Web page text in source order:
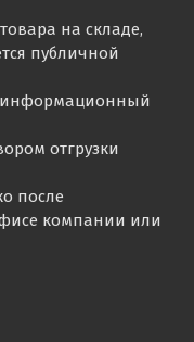
на складе,
публичной
информационный
отгрузки
после
компании или